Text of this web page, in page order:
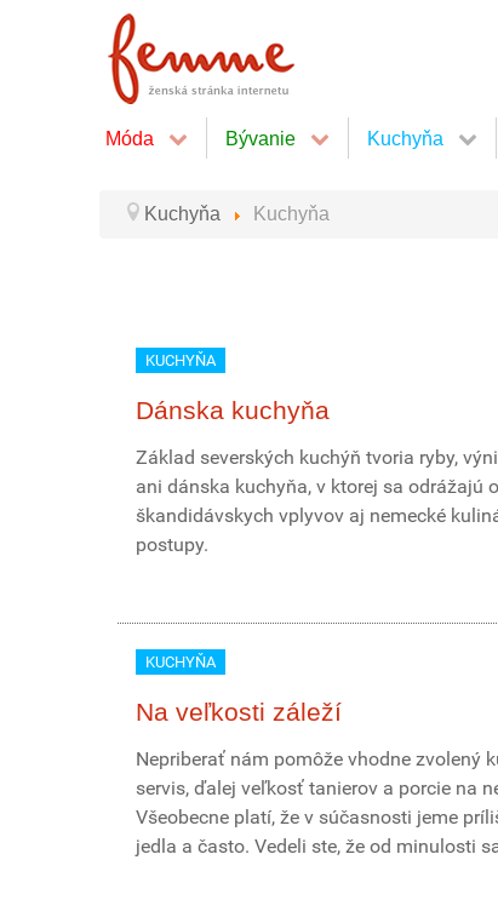
Móda Bývanie Kuchyňa
Kuchyňa Kuchyňa
KUCHYŇA
Dánska kuchyňa
Základ severských kuchýň tvoria ryby,
ani dánska kuchyňa, v ktorej sa odrážajú
škandidávskych vplyvov aj nemecké
postupy.
KUCHYŇA
Na veľkosti záleží
Nepriberať nám pomôže vhodne zvolený
servis, ďalej veľkosť tanierov a porcie na
Všeobecne platí, že v súčasnosti jeme
jedla a často. Vedeli ste, že od minulosti